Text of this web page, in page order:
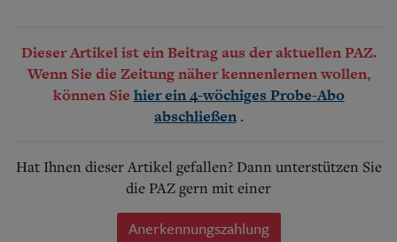
Dieser Artikel ist ein Beitrag aus der aktuellen PAZ.
Wenn Sie die Zeitung näher kennenlernen wollen,
können Sie hier ein 4-wöchiges Probe-Abo
abschließen .
Hat Ihnen dieser Artikel gefallen? Dann unterstützen Sie
die PAZ gern mit einer
Anerkennungszahlung